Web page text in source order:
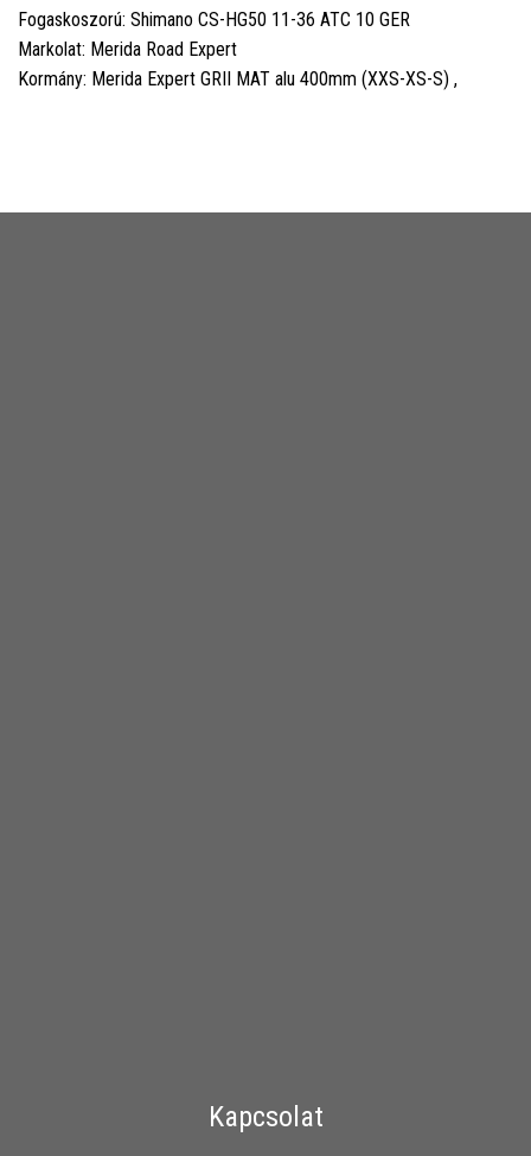
Fogaskoszorú: Shimano CS-HG50 11-36 ATC 10 GER
Markolat: Merida Road Expert
Kormány: Merida Expert GRII MAT alu 400mm (XXS-XS-S) ,
Kapcsolat